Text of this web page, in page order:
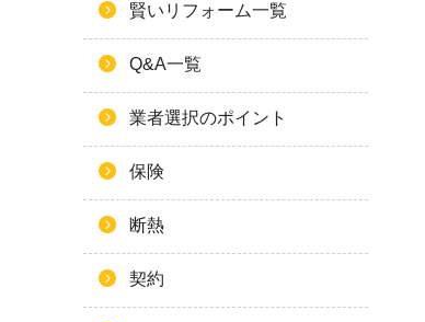
賢いリフォーム一覧
Q&A一覧
業者選択のポイント
保険
断熱
契約